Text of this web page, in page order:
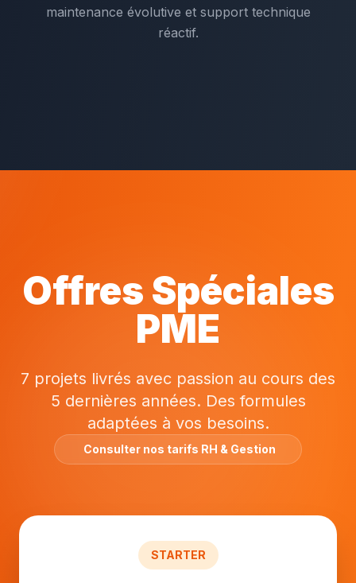
maintenance évolutive et support technique
réactif.
Offres Spéciales
PME
7 projets livrés avec passion au cours des
5 dernières années. Des formules
adaptées à vos besoins.
Consulter nos tarifs RH & Gestion
STARTER